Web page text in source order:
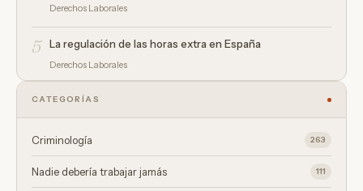
Derechos Laborales
5 La regulación de las horas extra en España
Derechos Laborales
CATEGORÍAS
Criminología 263
Nadie debería trabajar jamás 111